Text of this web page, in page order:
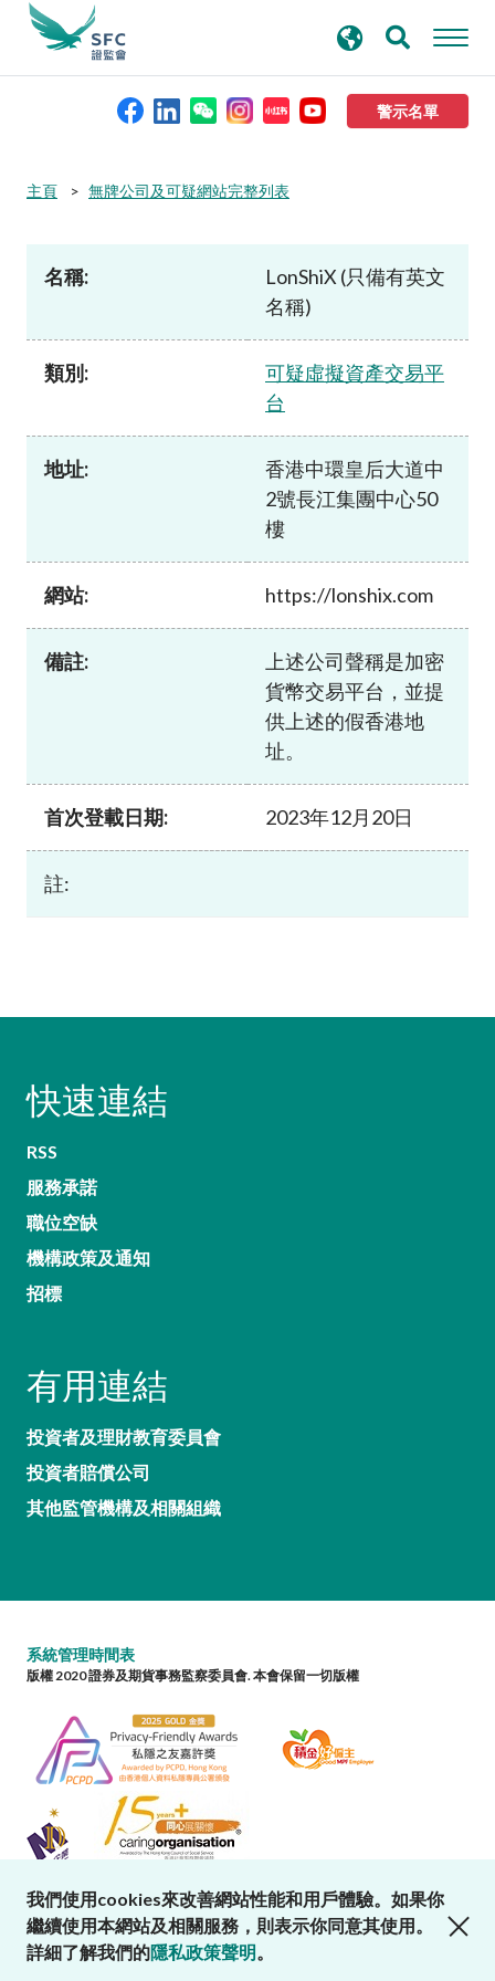
警示名單
本會簡介
資料庫
尋
主頁 無牌公司及可疑網站完整列表
名稱:
LonShiX (只備有英文
名稱)
類別:
可疑虛擬資產交易平
台
地址:
香港中環皇后大道中
2號長江集團中心50
樓
網站: https://lonshix.com
備註:
上述公司聲稱是加密
貨幣交易平台，並提
供上述的假香港地
址。
首次登載日期: 2023年12月20日
註:
快速連結
RSS
服務承諾
職位空缺
機構政策及通知
招標
有用連結
投資者及理財教育委員會
投資者賠償公司
其他監管機構及相關組織
系統管理時間表
版權 2020 證券及期貨事務監察委員會. 本會保留一切版權
我們使用cookies來改善網站性能和用戶體驗。如果你
繼續使用本網站及相關服務，則表示你同意其使用。
詳細了解我們的隱私政策聲明。
close cookies alert